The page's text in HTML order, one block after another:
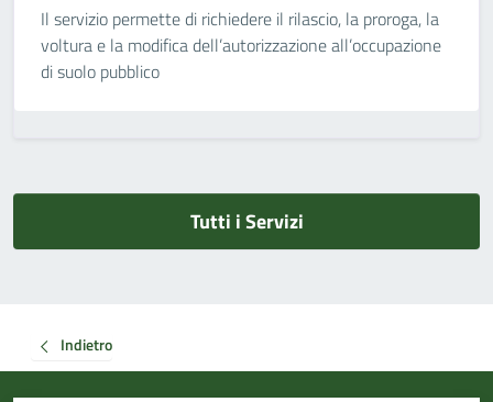
Il servizio permette di richiedere il rilascio, la proroga, la
voltura e la modifica dell’autorizzazione all’occupazione
di suolo pubblico
Tutti i Servizi
Indietro